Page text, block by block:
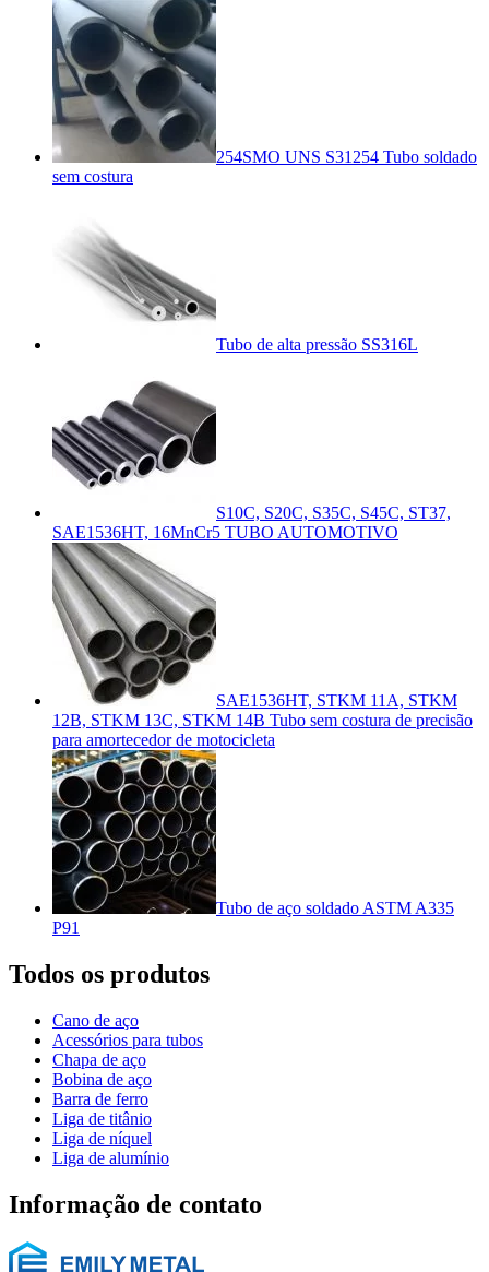
254SMO UNS S31254 Tubo soldado
sem costura
Tubo de alta pressão SS316L
S10C, S20C, S35C, S45C, ST37,
SAE1536HT, 16MnCr5 TUBO AUTOMOTIVO
SAE1536HT, STKM 11A, STKM
12B, STKM 13C, STKM 14B Tubo sem costura de precisão
para amortecedor de motocicleta
Tubo de aço soldado ASTM A335
P91
Todos os produtos
Cano de aço
Acessórios para tubos
Chapa de aço
Bobina de aço
Barra de ferro
Liga de titânio
Liga de níquel
Liga de alumínio
Informação de contato